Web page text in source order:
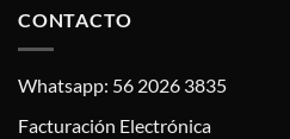
CONTACTO
Whatsapp: 56 2026 3835
Facturación Electrónica